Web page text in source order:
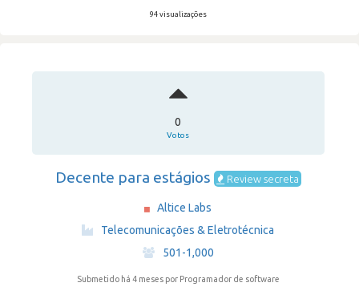
94 visualizações
0
Votos
Decente para estágios Review secreta
Altice Labs
·
Telecomunicações & Eletrotécnica
·
501-1,000
Submetido há 4 meses por Programador de software